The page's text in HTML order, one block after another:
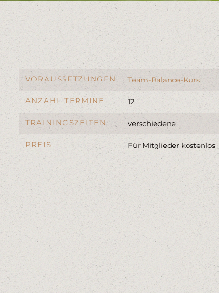
VORAUSSETZUNGEN Team-Balance-Kurs
ANZAHL TERMINE 12
TRAININGSZEITEN verschiedene
PREIS Für Mitglieder kostenlos